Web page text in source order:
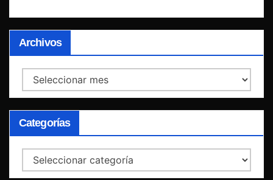
Archivos
Archivos
Categorías
Categorías